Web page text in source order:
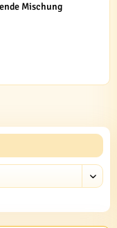
Mischung